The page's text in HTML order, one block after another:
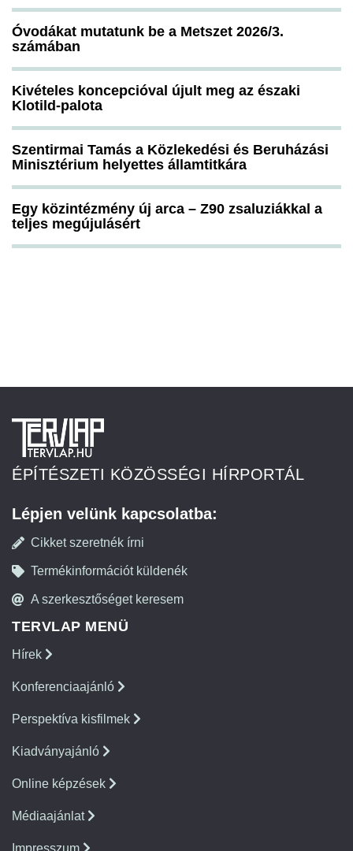
Óvodákat mutatunk be a Metszet 2026/3.
számában
Kivételes koncepcióval újult meg az északi
Klotild-palota
Szentirmai Tamás a Közlekedési és Beruházási
Minisztérium helyettes államtitkára
Egy közintézmény új arca – Z90 zsaluziákkal a
teljes megújulásért
ÉPÍTÉSZETI KÖZÖSSÉGI HÍRPORTÁL
Lépjen velünk kapcsolatba:
Cikket szeretnék írni
Termékinformációt küldenék
A szerkesztőséget keresem
TERVLAP MENÜ
Hírek
Konferenciaajánló
Perspektíva kisfilmek
Kiadványajánló
Online képzések
Médiaajánlat